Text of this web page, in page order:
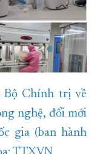
Bộ Chính trị về
nghệ, đổi mới
gia (ban hành